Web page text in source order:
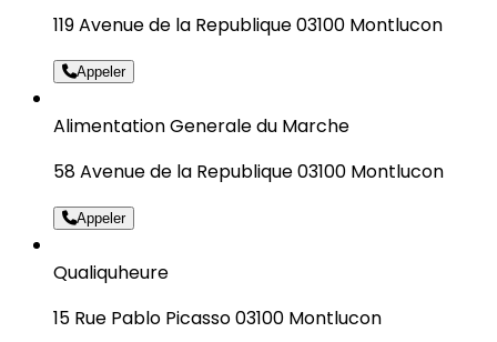
119 Avenue de la Republique 03100 Montlucon
Appeler
Alimentation Generale du Marche
58 Avenue de la Republique 03100 Montlucon
Appeler
Qualiquheure
15 Rue Pablo Picasso 03100 Montlucon